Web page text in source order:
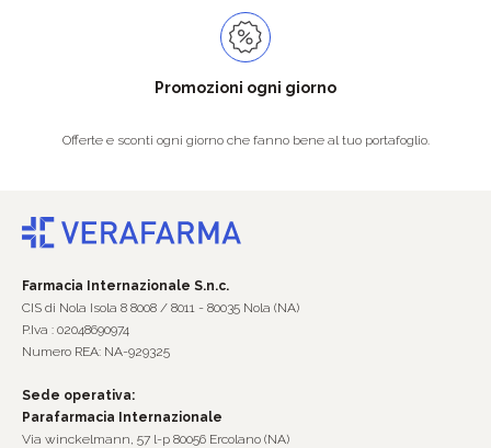
Promozioni ogni giorno
Offerte e sconti ogni giorno che fanno bene al tuo portafoglio.
Farmacia Internazionale S.n.c.
CIS di Nola Isola 8 8008 / 8011 - 80035 Nola (NA)
P.Iva : 02048690974
Numero REA: NA-929325
Sede operativa:
Parafarmacia Internazionale
Via winckelmann, 57 l-p 80056 Ercolano (NA)